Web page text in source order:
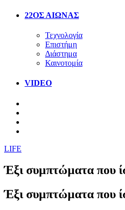
22ΟΣ ΑΙΩΝΑΣ
Τεχνολογία
Επιστήμη
Διάστημα
Καινοτομία
VIDEO
LIFE
Έξι συμπτώματα που
Έξι συμπτώματα που